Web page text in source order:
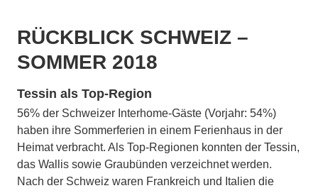
RÜCKBLICK SCHWEIZ –
SOMMER 2018
Tessin als Top-Region
56% der Schweizer Interhome-Gäste (Vorjahr: 54%)
haben ihre Sommerferien in einem Ferienhaus in der
Heimat verbracht. Als Top-Regionen konnten der Tessin,
das Wallis sowie Graubünden verzeichnet werden.
Nach der Schweiz waren Frankreich und Italien die